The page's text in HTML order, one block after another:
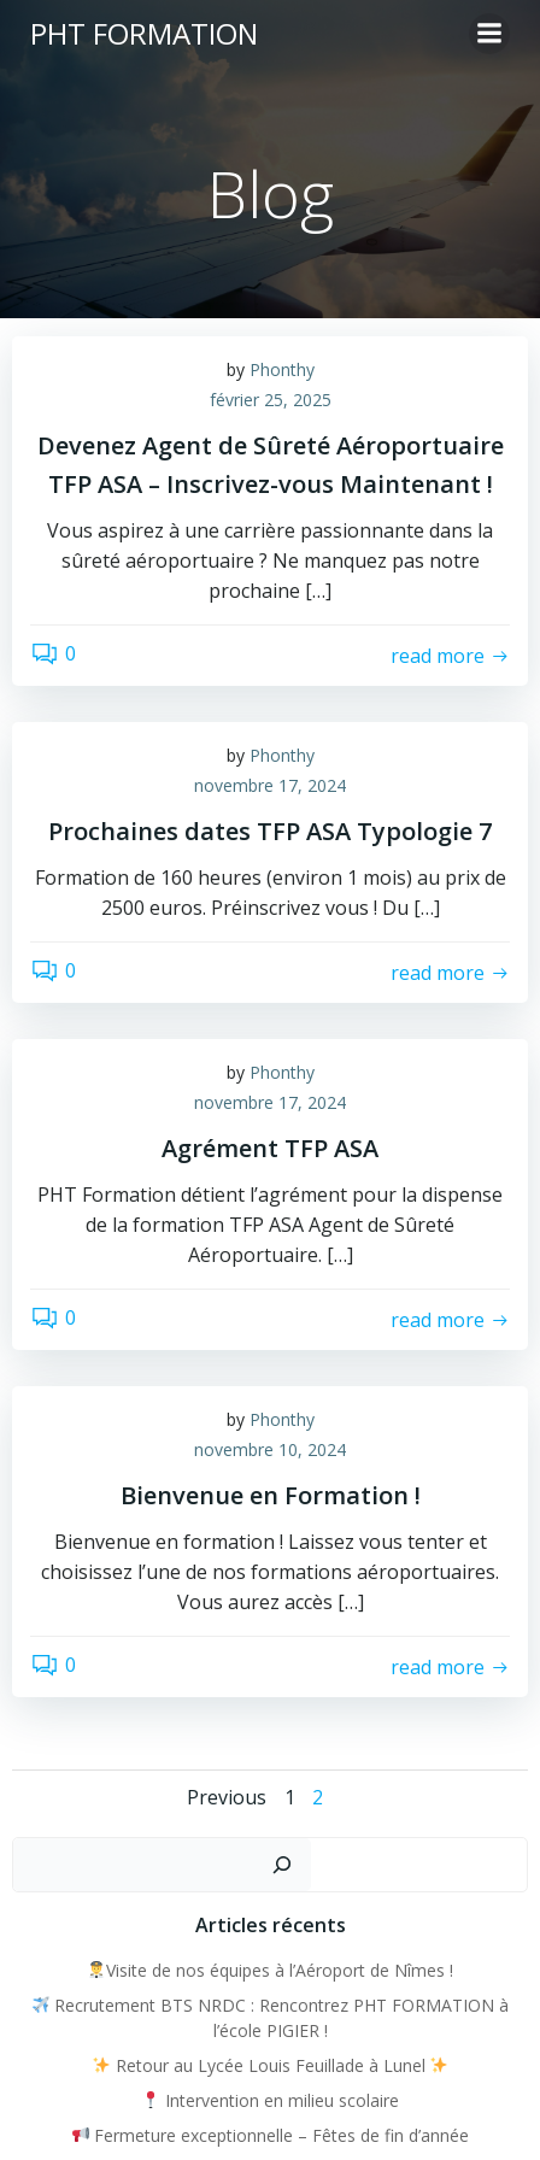
PHT FORMATION
Blog
by Phonthy
février 25, 2025
Devenez Agent de Sûreté Aéroportuaire
TFP ASA – Inscrivez-vous Maintenant !
Vous aspirez à une carrière passionnante dans la
sûreté aéroportuaire ? Ne manquez pas notre
prochaine […]
0 read more
by Phonthy
novembre 17, 2024
Prochaines dates TFP ASA Typologie 7
Formation de 160 heures (environ 1 mois) au prix de
2500 euros. Préinscrivez vous ! Du […]
0 read more
by Phonthy
novembre 17, 2024
Agrément TFP ASA
PHT Formation détient l’agrément pour la dispense
de la formation TFP ASA Agent de Sûreté
Aéroportuaire. […]
0 read more
by Phonthy
novembre 10, 2024
Bienvenue en Formation !
Bienvenue en formation ! Laissez vous tenter et
choisissez l’une de nos formations aéroportuaires.
Vous aurez accès […]
0 read more
Posts
navigation
Previous
Posts
navigation
Page
1 Page
2
Articles récents
Visite de nos équipes à l’Aéroport de Nîmes !
Recrutement BTS NRDC : Rencontrez PHT FORMATION à
l’école PIGIER !
Retour au Lycée Louis Feuillade à Lunel
Intervention en milieu scolaire
Fermeture exceptionnelle – Fêtes de fin d’année